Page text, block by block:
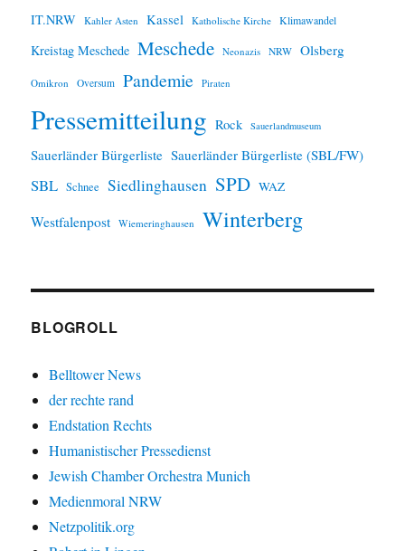
IT.NRW Kahler Asten Kassel Katholische Kirche Klimawandel
Kreistag Meschede Meschede Neonazis NRW Olsberg
Omikron Oversum Pandemie Piraten
Pressemitteilung Rock Sauerlandmuseum
Sauerländer Bürgerliste Sauerländer Bürgerliste (SBL/FW)
SBL Schnee Siedlinghausen SPD WAZ
Westfalenpost Wiemeringhausen Winterberg
BLOGROLL
Belltower News
der rechte rand
Endstation Rechts
Humanistischer Pressedienst
Jewish Chamber Orchestra Munich
Medienmoral NRW
Netzpolitik.org